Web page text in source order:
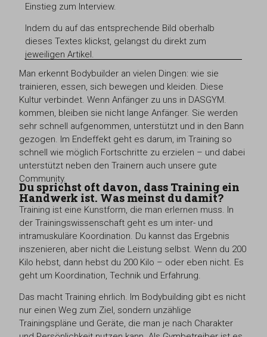
Einstieg zum Interview.
Indem du auf das entsprechende Bild oberhalb
dieses Textes klickst, gelangst du direkt zum
jeweiligen Artikel.
Man erkennt Bodybuilder an vielen Dingen: wie sie
trainieren, essen, sich bewegen und kleiden. Diese
Kultur verbindet. Wenn Anfänger zu uns in DASGYM.
kommen, bleiben sie nicht lange Anfänger. Sie werden
sehr schnell aufgenommen, unterstützt und in den Bann
gezogen. Im Endeffekt geht es darum, im Training so
schnell wie möglich Fortschritte zu erzielen – und dabei
unterstützt neben den Trainern auch unsere gute
Community.
Du sprichst oft davon, dass Training ein
Handwerk ist. Was meinst du damit?
Training ist eine Kunstform, die man erlernen muss. In
der Trainingswissenschaft geht es um inter- und
intramuskuläre Koordination. Du kannst das Ergebnis
inszenieren, aber nicht die Leistung selbst. Wenn du 200
Kilo hebst, dann hebst du 200 Kilo – oder eben nicht. Es
geht um Koordination, Technik und Erfahrung.
Das macht Training ehrlich. Im Bodybuilding gibt es nicht
nur einen Weg zum Ziel, sondern unzählige
Trainingspläne und Geräte, die man je nach Charakter